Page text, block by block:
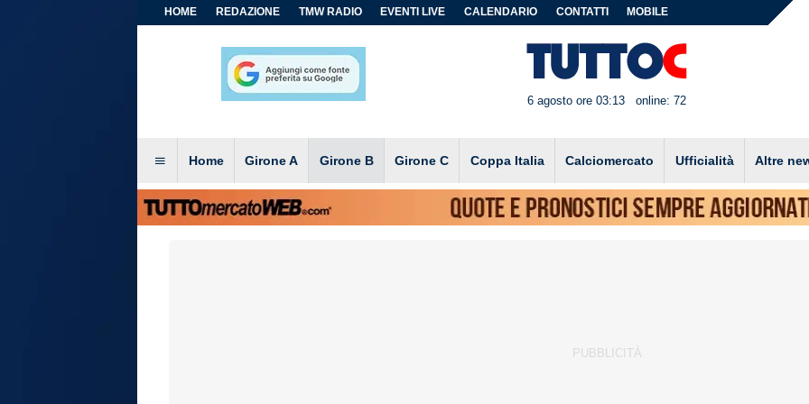
HOME REDAZIONE TMW RADIO EVENTI LIVE CALENDARIO CONTATTI MOBILE
6 agosto ore 03:13 online: 72
Home Girone A Girone B Girone C Coppa Italia Calciomercato Ufficialità Altre